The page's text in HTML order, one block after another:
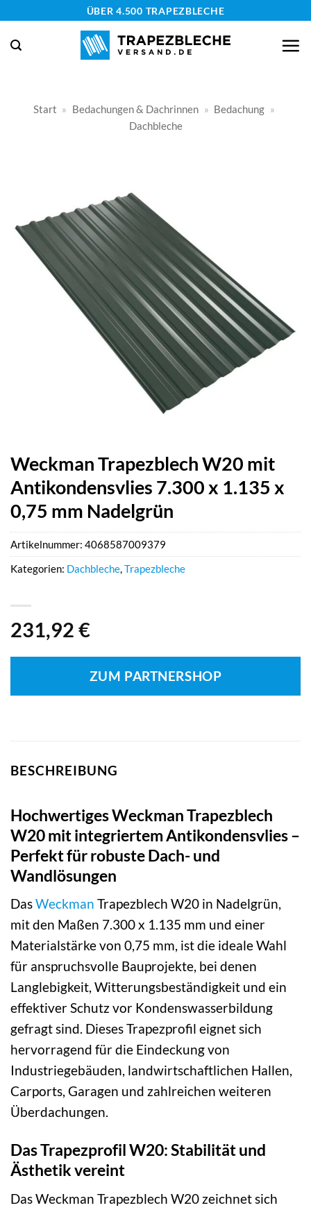
springen
ÜBER 4.500 TRAPEZBLECHE
Start » Bedachungen & Dachrinnen » Bedachung »
Dachbleche
Weckman Trapezblech W20 mit
Antikondensvlies 7.300 x 1.135 x
0,75 mm Nadelgrün
231,92 €
ZUM PARTNERSHOP
Artikelnummer: 4068587009379
Kategorien: Dachbleche,Trapezbleche
BESCHREIBUNG
Hochwertiges Weckman Trapezblech
W20 mit integriertem Antikondensvlies –
Perfekt für robuste Dach- und
Wandlösungen
DasWeckman Trapezblech W20 in Nadelgrün,
mit den Maßen 7.300 x 1.135 mm und einer
Materialstärke von 0,75 mm, ist die ideale Wahl
für anspruchsvolle Bauprojekte, bei denen
Langlebigkeit, Witterungsbeständigkeit und ein
effektiver Schutz vor Kondenswasserbildung
gefragt sind. Dieses Trapezprofil eignet sich
hervorragend für die Eindeckung von
Industriegebäuden, landwirtschaftlichen Hallen,
Carports, Garagen und zahlreichen weiteren
Überdachungen.
Das Trapezprofil W20: Stabilität und
Ästhetik vereint
Das Weckman Trapezblech W20 zeichnet sich